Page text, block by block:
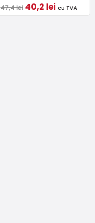
47,4 lei 40,2 lei cu TVA